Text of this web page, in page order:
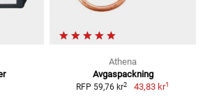
Athena
Avgaspackning
RFP 59,76 kr2 43,83 kr1